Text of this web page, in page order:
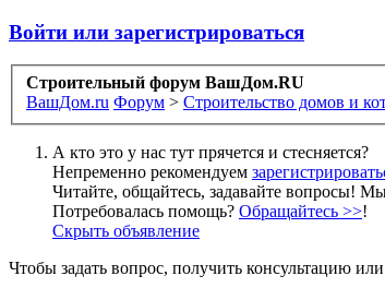
Войти или зарегистрироваться
Строительный форум ВашДом.RU
ВашДом.ru Форум > Строительство домов и
А кто это у нас тут прячется и стесняется?
Непременно рекомендуем
Читайте, общайтесь, задавайте вопросы!
Потребовалась помощь? Обращайтесь >>!
Скрыть объявление
Чтобы задать вопрос, получить консультацию